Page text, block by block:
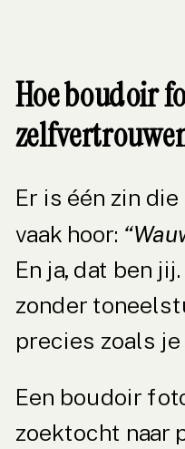
Hoe boudoir
Er is één zin
vaak hoor:
En ja, dat ben
zonder
precies zoals je
Een boudoir
zoektocht naar